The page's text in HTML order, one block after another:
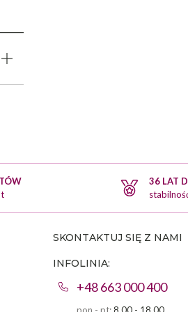
36 LAT
SKONTAKTUJ SIĘ Z NAMI
INFOLINIA:
+48 663 000 400